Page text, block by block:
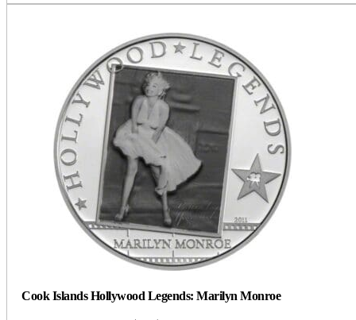
Cook Islands Hollywood Legends: Marilyn Monroe